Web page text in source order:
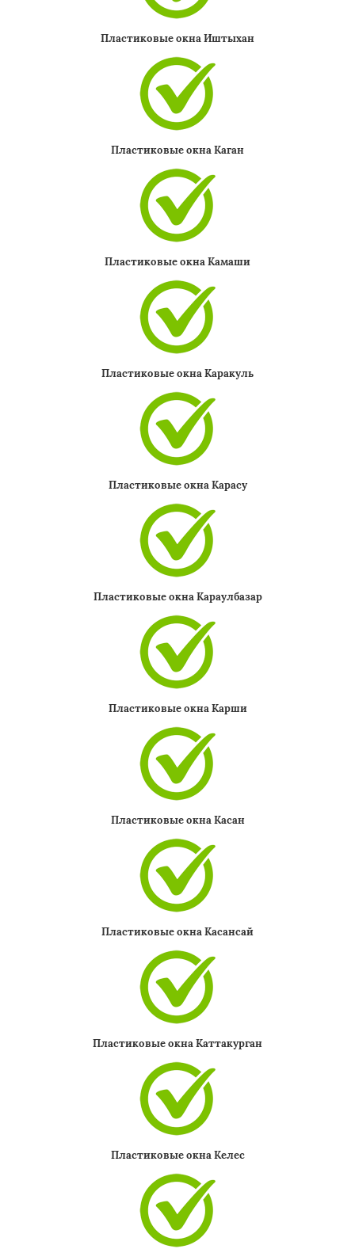
Пластиковые окна Иштыхан
Пластиковые окна Каган
Пластиковые окна Камаши
Пластиковые окна Каракуль
Пластиковые окна Карасу
Пластиковые окна Караулбазар
Пластиковые окна Карши
Пластиковые окна Касан
Пластиковые окна Касансай
Пластиковые окна Каттакурган
Пластиковые окна Келес